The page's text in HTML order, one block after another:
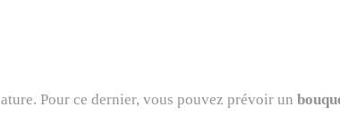
Pour ce dernier, vous pouvez prévoir un